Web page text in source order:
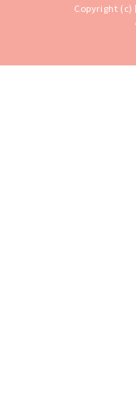
Copyright (c)